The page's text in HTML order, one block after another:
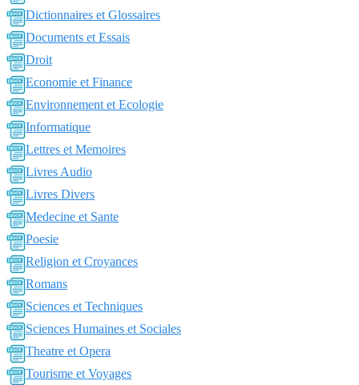
Dictionnaires et Glossaires
Documents et Essais
Droit
Economie et Finance
Environnement et Ecologie
Informatique
Lettres et Memoires
Livres Audio
Livres Divers
Medecine et Sante
Poesie
Religion et Croyances
Romans
Sciences et Techniques
Sciences Humaines et Sociales
Theatre et Opera
Tourisme et Voyages